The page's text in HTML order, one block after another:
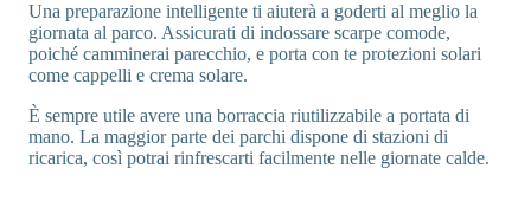
Una preparazione intelligente ti aiuterà a goderti al meglio la
giornata al parco. Assicurati di indossare scarpe comode,
poiché camminerai parecchio, e porta con te protezioni solari
come cappelli e crema solare.
È sempre utile avere una borraccia riutilizzabile a portata di
mano. La maggior parte dei parchi dispone di stazioni di
ricarica, così potrai rinfrescarti facilmente nelle giornate calde.